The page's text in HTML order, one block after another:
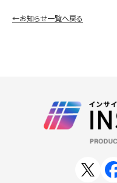
←お知らせ一覧へ戻る